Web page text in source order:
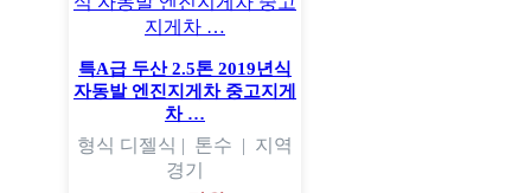
특A급 두산 2.5톤 2019년식
자동발 엔진지게차 중고지게
차 …
형식 디젤식 | 톤수 | 지역
경기